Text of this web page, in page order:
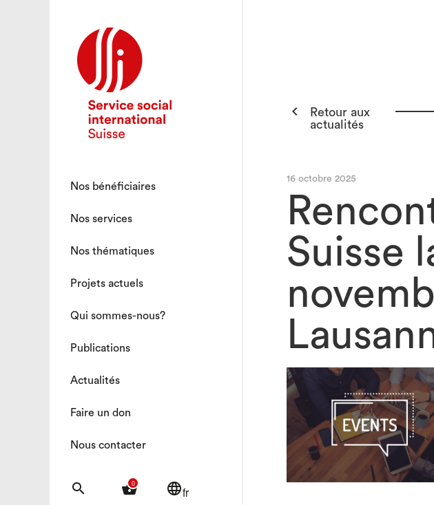
Nos bénéficiaires
Nos services
Nos thématiques
Projets actuels
Qui sommes-nous?
Publications
Actualités
Faire un don
Nous contacter
search 0
shopping_basket languagefr

Retour aux
actualités
16 octobre 2025
Suisse